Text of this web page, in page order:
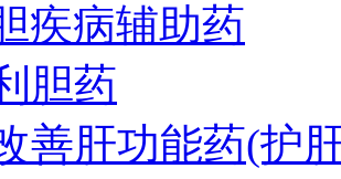
疾病辅助药
胆药
善肝功能药(护